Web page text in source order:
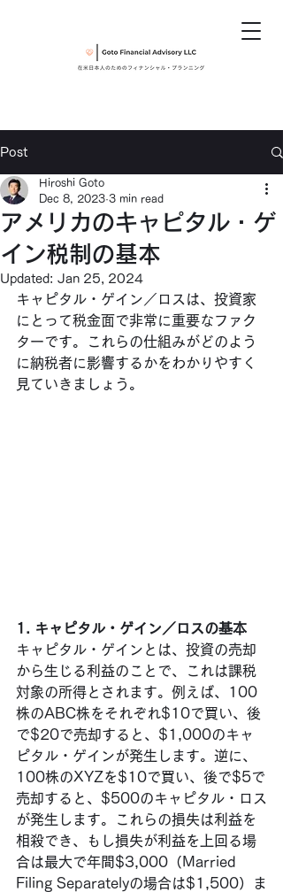
Post
アメリカのキャピタル・ゲ
イン税制の基本
Hiroshi Goto
Dec 8, 2023 3 min read
Updated: Jan 25, 2024
キャピタル・ゲイン／ロスは、投資家
にとって税金面で非常に重要なファク
ターです。これらの仕組みがどのよう
に納税者に影響するかをわかりやすく
見ていきましょう。
1. キャピタル・ゲイン／ロスの基本
キャピタル・ゲインとは、投資の売却
から生じる利益のことで、これは課税
対象の所得とされます。例えば、100
株のABC株をそれぞれ$10で買い、後
で$20で売却すると、$1,000のキャ
ピタル・ゲインが発生します。逆に、
100株のXYZを$10で買い、後で$5で
売却すると、$500のキャピタル・ロス
が発生します。これらの損失は利益を
相殺でき、もし損失が利益を上回る場
合は最大で年間$3,000（Married
Filing Separatelyの場合は$1,500）ま